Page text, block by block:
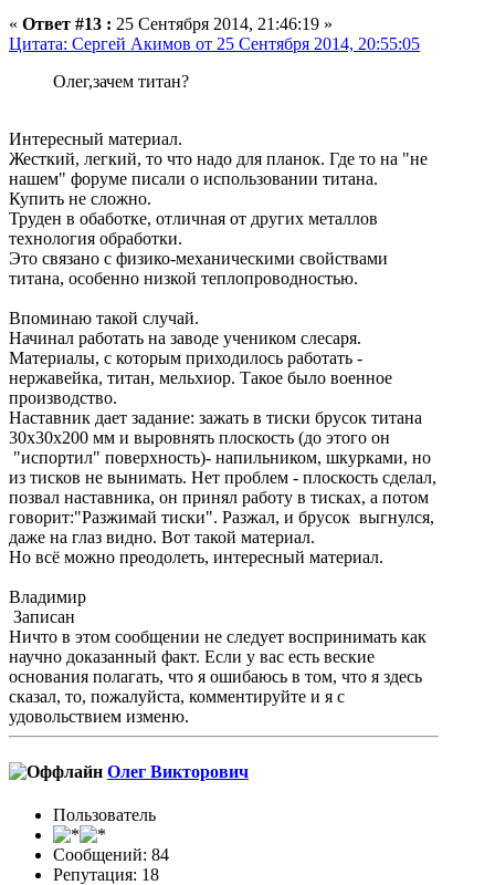
« Ответ #13 : 25 Сентября 2014, 21:46:19 »
Цитата: Сергей Акимов от 25 Сентября 2014, 20:55:05
Олег,зачем титан?
Интересный материал.
Жесткий, легкий, то что надо для планок. Где то на "не
нашем" форуме писали о использовании титана.
Купить не сложно.
Труден в обаботке, отличная от других металлов
технология обработки.
Это связано с физико-механическими свойствами
титана, особенно низкой теплопроводностью.
Впоминаю такой случай.
Начинал работать на заводе учеником слесаря.
Материалы, с которым приходилось работать -
нержавейка, титан, мельхиор. Такое было военное
производство.
Наставник дает задание: зажать в тиски брусок титана
30х30х200 мм и выровнять плоскость (до этого он
"испортил" поверхность)- напильником, шкурками, но
из тисков не вынимать. Нет проблем - плоскость сделал,
позвал наставника, он принял работу в тисках, а потом
говорит:"Разжимай тиски". Разжал, и брусок выгнулся,
даже на глаз видно. Вот такой материал.
Но всё можно преодолеть, интересный материал.
Владимир
Записан
Ничто в этом сообщении не следует воспринимать как
научно доказанный факт. Если у вас есть веские
основания полагать, что я ошибаюсь в том, что я здесь
сказал, то, пожалуйста, комментируйте и я с
удовольствием изменю.
Олег Викторович
Пользователь
Сообщений: 84
Репутация: 18